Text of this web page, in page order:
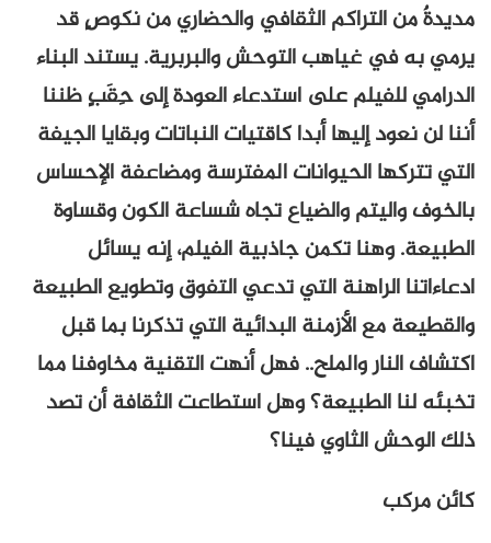
مديدةٌ من التراكم الثقافي والحضاري من نكوصٍ قد
يرمي به في غياهب التوحش والبربرية. يستند البناء
الدرامي للفيلم على استدعاء العودة إلى حِقَبٍ ظننا
أننا لن نعود إليها أبدا كاقتيات النباتات وبقايا الجيفة
التي تتركها الحيوانات المفترسة ومضاعفة الإحساس
بالخوف واليتم والضياع تجاه شساعة الكون وقساوة
الطبيعة. وهنا تكمن جاذبية الفيلم، إنه يسائل
ادعاءاتنا الراهنة التي تدعي التفوق وتطويع الطبيعة
والقطيعة مع الأزمنة البدائية التي تذكرنا بما قبل
اكتشاف النار والملح.. فهل أنهت التقنية مخاوفنا مما
تخبئه لنا الطبيعة؟ وهل استطاعت الثقافة أن تصد
ذلك الوحش الثاوي فينا؟
كائن مركب